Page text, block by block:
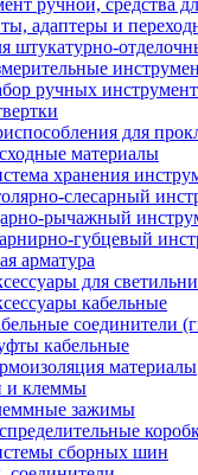
ручной, средства
адаптеры и
штукатурно-
ручных
для
материалы
хранения
слесарный
рычажный
губцевый
арматура
для
кабельные
соединители
кабельные
материалы
и клеммы
зажимы
сборных шин